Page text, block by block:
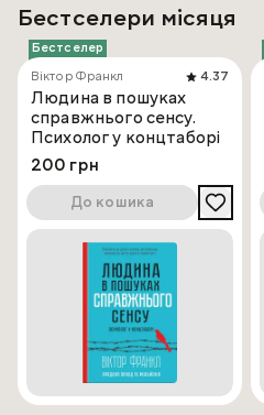
Бестселери місяця
Бестселер
Віктор Франкл
4.37
Людина в пошуках
справжнього сенсу.
Психолог у концтаборі
200 грн
До кошика